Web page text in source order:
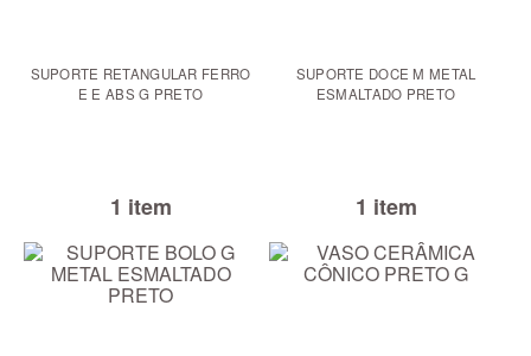
SUPORTE RETANGULAR FERRO
E E ABS G PRETO
1 item
SUPORTE DOCE M METAL
ESMALTADO PRETO
1 item